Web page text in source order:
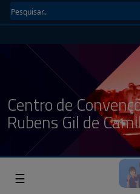
Centro de
Rubens Gil de
☰